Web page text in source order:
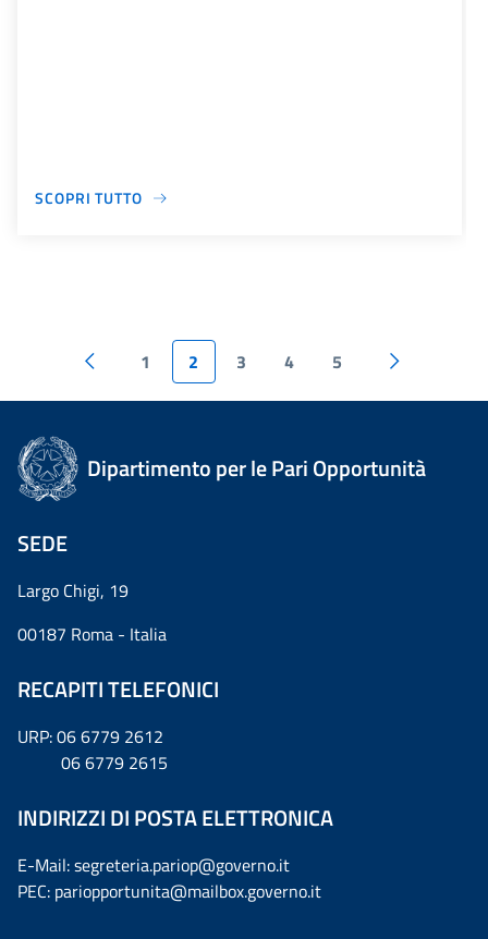
SCOPRI TUTTO
1 2 3 4 5
Dipartimento per le Pari Opportunità
SEDE
Largo Chigi, 19
00187 Roma - Italia
RECAPITI TELEFONICI
URP: 06 6779 2612
06 6779 2615
INDIRIZZI DI POSTA ELETTRONICA
E-Mail: segreteria.pariop@governo.it
PEC: pariopportunita@mailbox.governo.it